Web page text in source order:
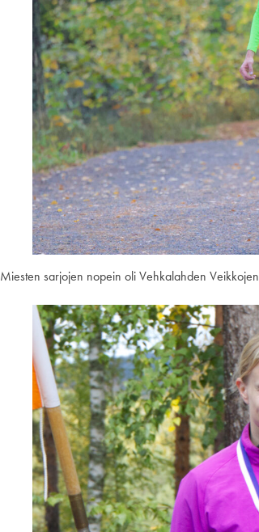
Miesten sarjojen nopein oli Vehkalahden Veikkojen